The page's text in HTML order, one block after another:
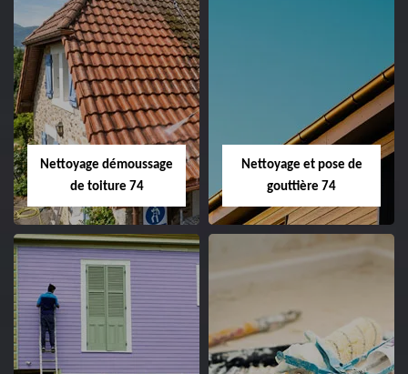
Nettoyage démoussage
de toiture 74
Nettoyage et pose de
gouttière 74